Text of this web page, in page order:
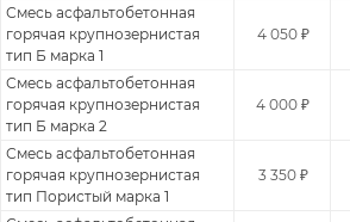
Смесь асфальтобетонная
горячая крупнозернистая
тип Б марка 1
4 050 ₽
Смесь асфальтобетонная
горячая крупнозернистая
тип Б марка 2
4 000 ₽
Смесь асфальтобетонная
горячая крупнозернистая
тип Пористый марка 1
3 350 ₽